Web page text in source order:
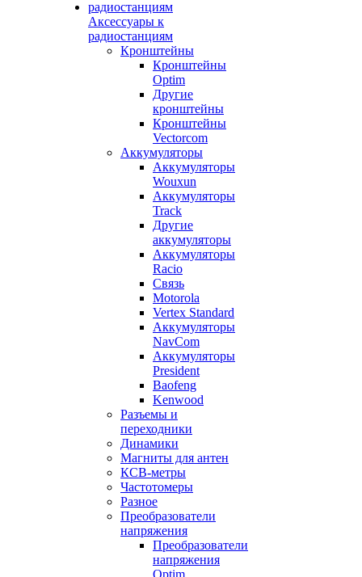
Аксессуары к
радиостанциям
Кронштейны
Кронштейны
Optim
Другие
кронштейны
Кронштейны
Vectorcom
Аккумуляторы
Аккумуляторы
Wouxun
Аккумуляторы
Track
Другие
аккумуляторы
Аккумуляторы
Racio
Связь
Motorola
Vertex Standard
Аккумуляторы
NavCom
Аккумуляторы
President
Baofeng
Kenwood
Разъемы и
переходники
Динамики
Магниты для антен
КСВ-метры
Частотомеры
Разное
Преобразователи
напряжения
Преобразователи
напряжения
Optim